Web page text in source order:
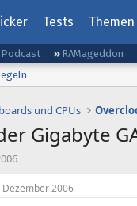
Tests Themen
Podcast RAMageddon
und CPUs
Gigabyte
Dezember 2006